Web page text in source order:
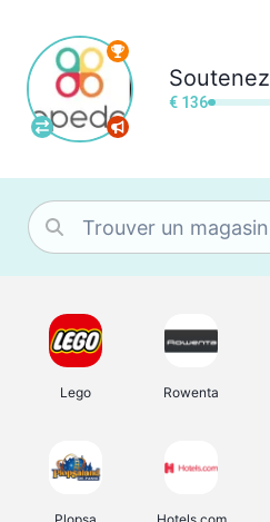
Soutenez
€ 136
Lego Rowenta